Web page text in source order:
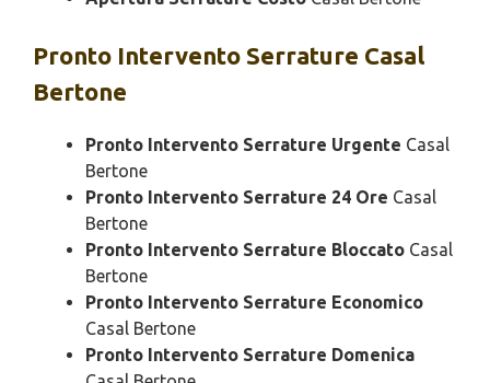
Pronto Intervento Serrature Casal
Bertone
Pronto Intervento Serrature Urgente Casal
Bertone
Pronto Intervento Serrature 24 Ore Casal
Bertone
Pronto Intervento Serrature Bloccato Casal
Bertone
Pronto Intervento Serrature Economico
Casal Bertone
Pronto Intervento Serrature Domenica